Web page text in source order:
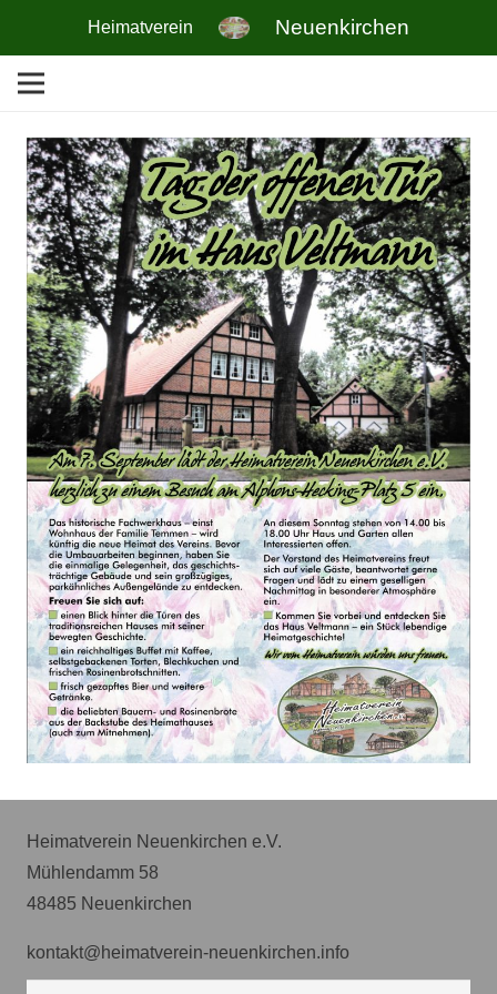
Heimatverein Neuenkirchen
Heimatverein Neuenkirchen e.V.
Mühlendamm 58
48485 Neuenkirchen
kontakt@heimatverein-neuenkirchen.info